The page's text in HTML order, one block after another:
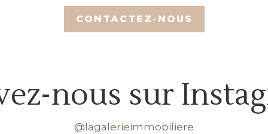
nous sur
@lagalerieimmobiliere